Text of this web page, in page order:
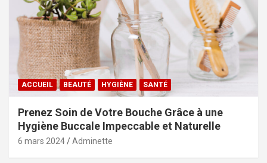
ACCUEIL BEAUTÉ HYGIÈNE SANTÉ
Prenez Soin de Votre Bouche Grâce à une
Hygiène Buccale Impeccable et Naturelle
6 mars 2024 Adminette